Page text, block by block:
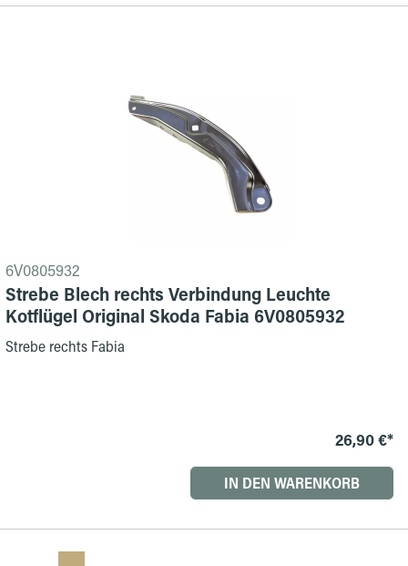
6V0805932
Strebe Blech rechts Verbindung Leuchte
Kotflügel Original Skoda Fabia 6V0805932
Strebe rechts Fabia
26,90 €*
IN DEN WARENKORB